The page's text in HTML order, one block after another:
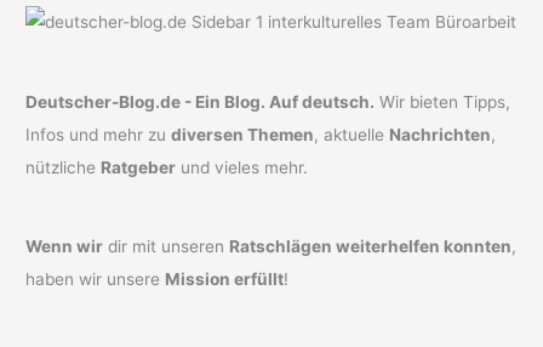
Deutscher-Blog.de - Ein Blog. Auf deutsch. Wir bieten Tipps,
Infos und mehr zudiversen Themen, aktuelle Nachrichten,
nützliche Ratgeber und vieles mehr.
Wenn wir dir mit unseren Ratschlägen weiterhelfen konnten,
haben wir unsere Mission erfüllt!